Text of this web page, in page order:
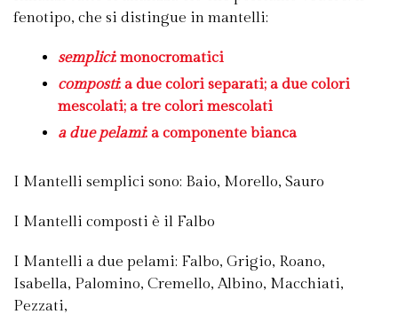
fenotipo, che si distingue in mantelli:
semplici: monocromatici
composti: a due colori separati; a due colori
mescolati; a tre colori mescolati
a due pelami: a componente bianca
I Mantelli semplici sono: Baio, Morello, Sauro
I Mantelli composti è il Falbo
I Mantelli a due pelami: Falbo, Grigio, Roano,
Isabella, Palomino, Cremello, Albino, Macchiati,
Pezzati,